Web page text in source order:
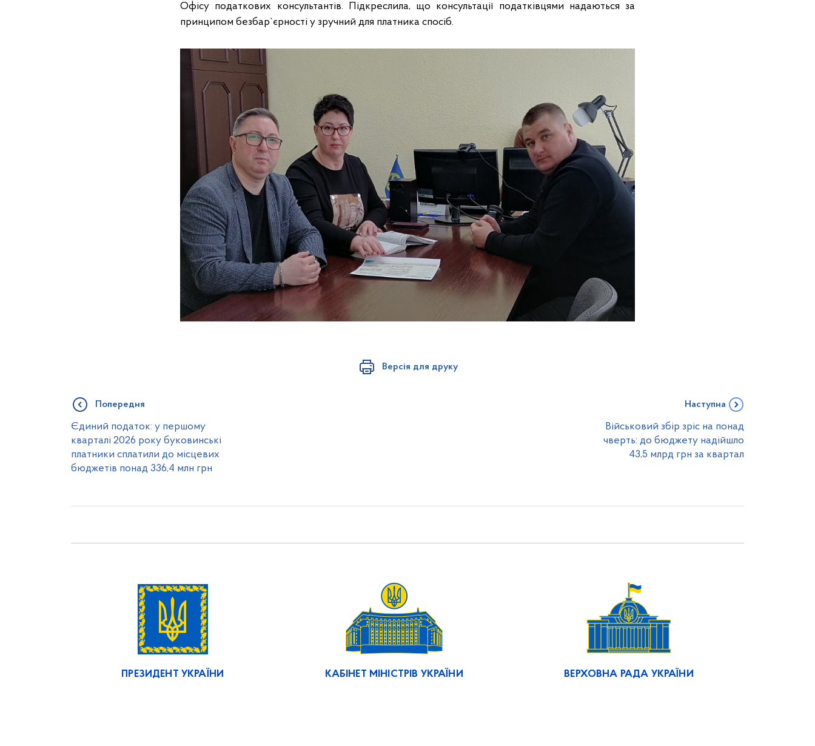
Офісу податкових консультантів. Підкреслила, що консультації податківцями надаються за
принципом безбар`єрності у зручний для платника спосіб.
Версія для друку
Попередня
Єдиний податок: у першому
кварталі 2026 року буковинські
платники сплатили до місцевих
бюджетів понад 336,4 млн грн
Наступна
Військовий збір зріс на понад
чверть: до бюджету надійшло
43,5 млрд грн за квартал
ПРЕЗИДЕНТ УКРАЇНИ КАБІНЕТ МІНІСТРІВ УКРАЇНИ ВЕРХОВНА РАДА УКРАЇНИ